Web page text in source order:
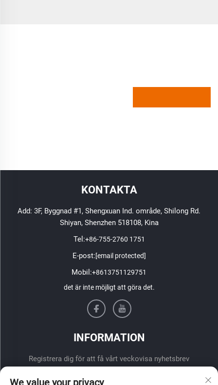
KONTAKTA
Add: 3F, Byggnad #1, Shengxuan Ind. område, Shilong Rd.
Shiyan, Shenzhen 518108, Kina
Tel:+86-755-2760 1751
E-post:[email protected]
Mobil:+8613751129751
det är inte möjligt att göra det.
INFORMATION
Registrera dig för att få vårt veckovisa nyhetsbrev
We value your privacy